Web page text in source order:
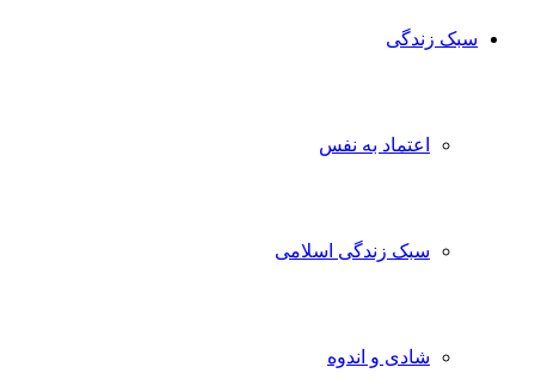
سبک زندگی
اعتماد به نفس
سبک زندگی اسلامی
شادی و اندوه